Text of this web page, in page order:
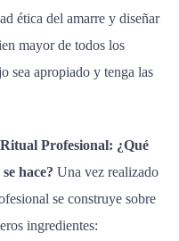
ética del amarre y diseñar
mayor de todos los
sea apropiado y tenga las
Profesional: ¿Qué
hace? Una vez realizado
se construye sobre
ingredientes: